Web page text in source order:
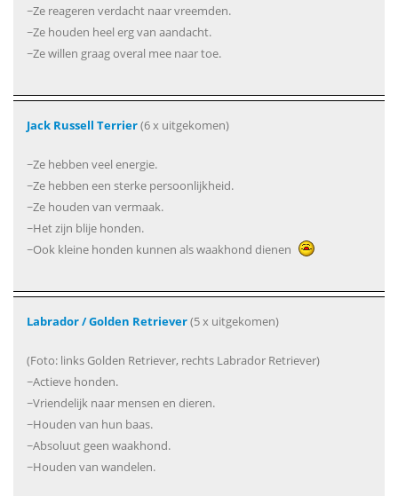
~Ze reageren verdacht naar vreemden.
~Ze houden heel erg van aandacht.
~Ze willen graag overal mee naar toe.
Jack Russell Terrier(6 x uitgekomen)
~Ze hebben veel energie.
~Ze hebben een sterke persoonlijkheid.
~Ze houden van vermaak.
~Het zijn blije honden.
~Ook kleine honden kunnen als waakhond dienen
Labrador / Golden Retriever(5 x uitgekomen)
(Foto: links Golden Retriever, rechts Labrador Retriever)
~Actieve honden.
~Vriendelijk naar mensen en dieren.
~Houden van hun baas.
~Absoluut geen waakhond.
~Houden van wandelen.